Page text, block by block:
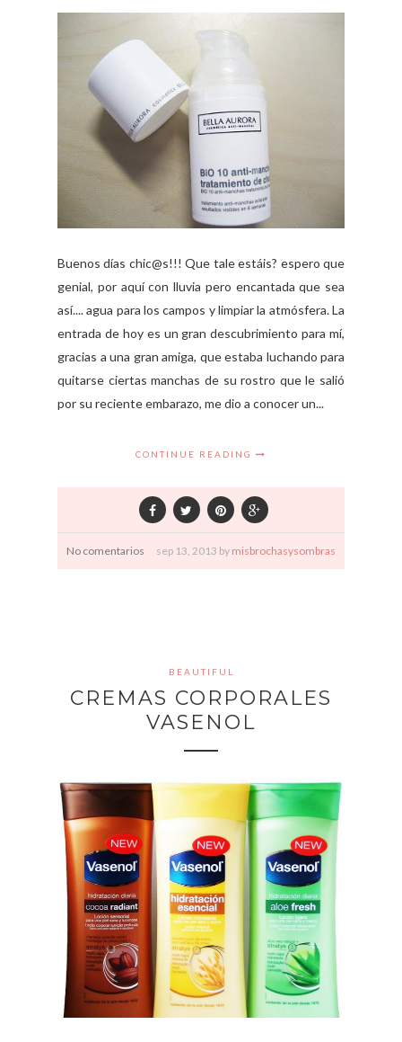
Buenos días chic@s!!! Que tale estáis? espero que
genial, por aquí con lluvia pero encantada que sea
así.... agua para los campos y limpiar la atmósfera. La
entrada de hoy es un gran descubrimiento para mí,
gracias a una gran amiga, que estaba luchando para
quitarse ciertas manchas de su rostro que le salió
por su reciente embarazo, me dio a conocer un...
CONTINUE READING
No comentarios sep 13, 2013 by misbrochasysombras
BEAUTIFUL
CREMAS CORPORALES
VASENOL